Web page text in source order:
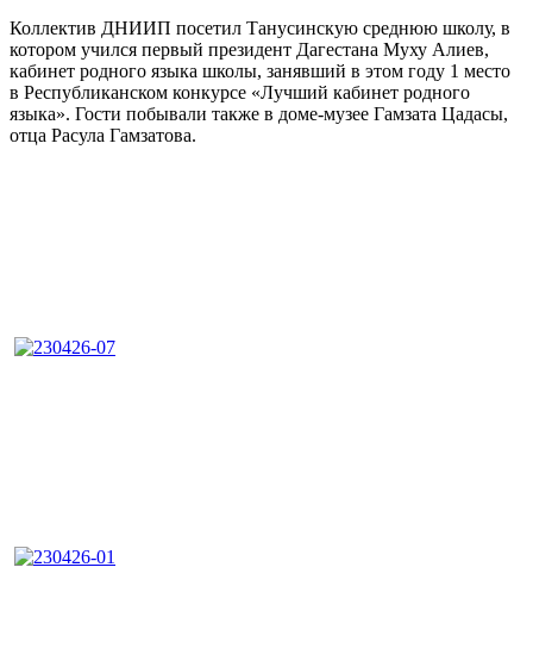
Коллектив ДНИИП посетил Танусинскую среднюю школу, в
котором учился первый президент Дагестана Муху Алиев,
кабинет родного языка школы, занявший в этом году 1 место
в Республиканском конкурсе «Лучший кабинет родного
языка». Гости побывали также в доме-музее Гамзата Цадасы,
отца Расула Гамзатова.